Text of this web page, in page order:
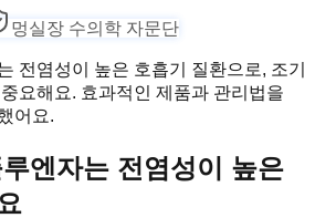
멍실장 수의학 자문단
전염성이 높은 호흡기 질환으로, 조기
요해요. 효과적인 제품과 관리법을
어요.
엔자는 전염성이 높은